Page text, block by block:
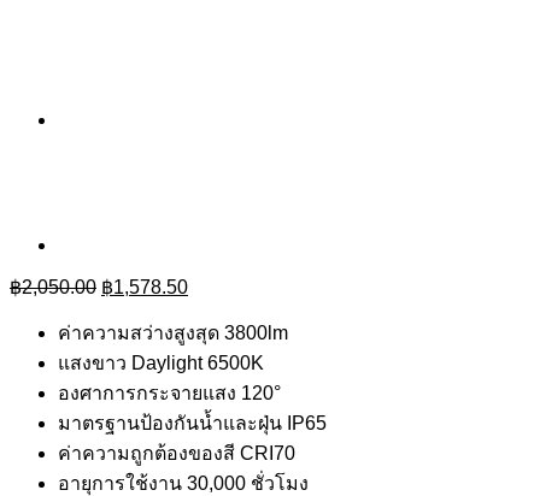
฿2,050.00 Original
was:
฿2,050.00.
฿1,578.50Current
is:
฿1,578.50.
ค่าความสว่างสูงสุด 3800lm
แสงขาว Daylight 6500K
องศาการกระจายแสง 120°
มาตรฐานป้องกันน้ำและฝุ่น IP65
ค่าความถูกต้องของสี CRI70
อายุการใช้งาน 30,000 ชั่วโมง